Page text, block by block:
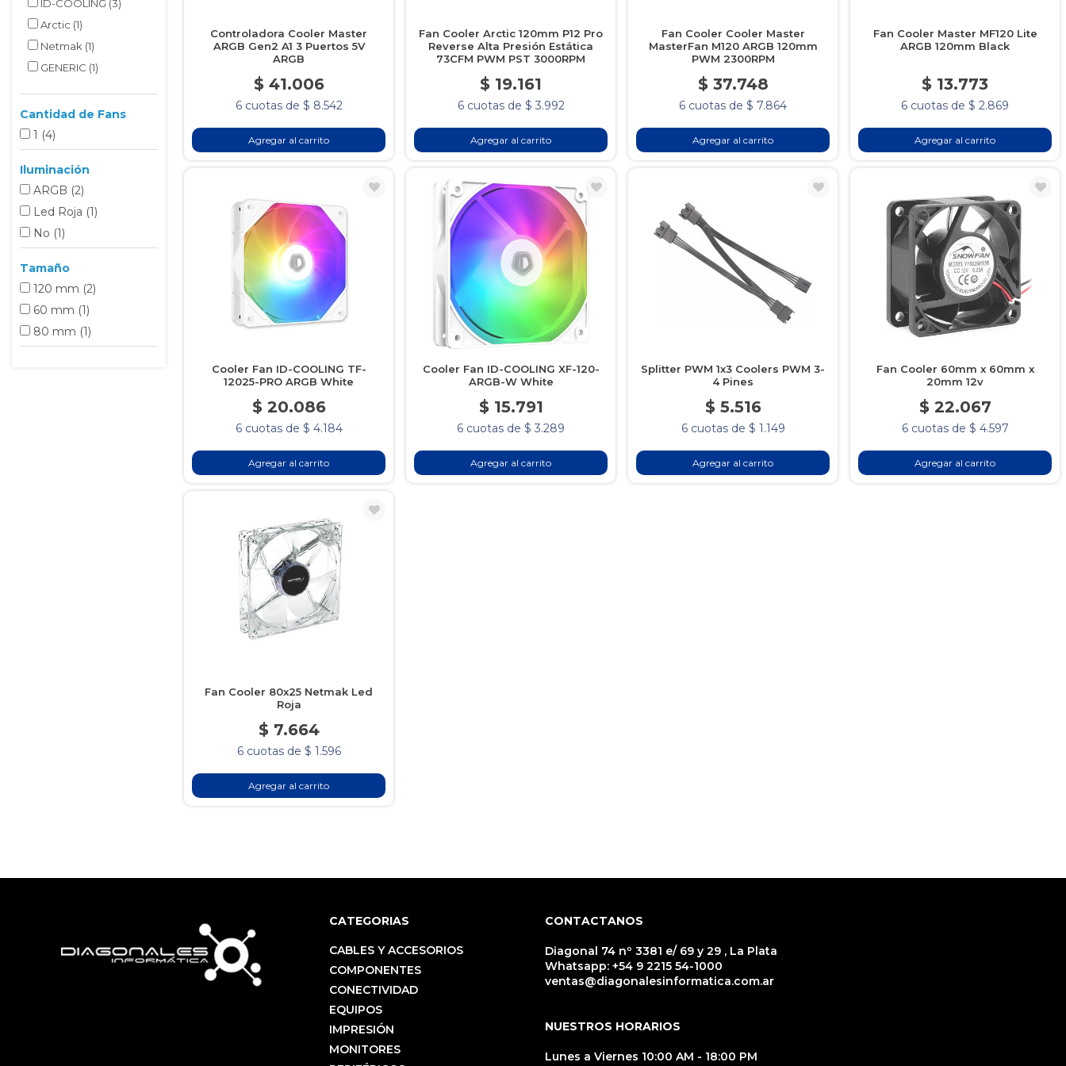
ID-COOLING (3)
Arctic (1)
Netmak (1)
GENERIC (1)
Cantidad de Fans
1 (4)
Iluminación
ARGB (2)
Led Roja (1)
No (1)
Tamaño
120 mm (2)
60 mm (1)
80 mm (1)
Controladora Cooler Master
ARGB Gen2 A1 3 Puertos 5V
ARGB
$ 41.006
6 cuotas de $ 8.542
Agregar al carrito
Fan Cooler Arctic 120mm P12 Pro
Reverse Alta Presión Estática
73CFM PWM PST 3000RPM
$ 19.161
6 cuotas de $ 3.992
Agregar al carrito
Fan Cooler Cooler Master
MasterFan M120 ARGB 120mm
PWM 2300RPM
$ 37.748
6 cuotas de $ 7.864
Agregar al carrito
Fan Cooler Master MF120 Lite
ARGB 120mm Black
$ 13.773
6 cuotas de $ 2.869
Agregar al carrito
Cooler Fan ID-COOLING TF-
12025-PRO ARGB White
$ 20.086
6 cuotas de $ 4.184
Agregar al carrito
Cooler Fan ID-COOLING XF-120-
ARGB-W White
$ 15.791
6 cuotas de $ 3.289
Agregar al carrito
Splitter PWM 1x3 Coolers PWM 3-
4 Pines
$ 5.516
6 cuotas de $ 1.149
Agregar al carrito
Fan Cooler 60mm x 60mm x
20mm 12v
$ 22.067
6 cuotas de $ 4.597
Agregar al carrito
Fan Cooler 80x25 Netmak Led
Roja
$ 7.664
6 cuotas de $ 1.596
Agregar al carrito
CATEGORIAS
CABLES Y ACCESORIOS
COMPONENTES
CONECTIVIDAD
EQUIPOS
IMPRESIÓN
MONITORES
CONTACTANOS
Diagonal 74 nº 3381 e/ 69 y 29 , La Plata
Whatsapp: +54 9 2215 54-1000
ventas@diagonalesinformatica.com.ar
NUESTROS HORARIOS
Lunes a Viernes 10:00 AM - 18:00 PM